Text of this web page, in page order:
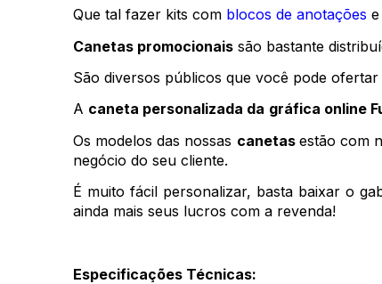
Que tal fazer kits com blocos de anotações e
Canetas promocionais são bastante
São diversos públicos que você pode
A caneta personalizada da gráfica online
Os modelos das nossas canetas estão com
negócio do seu cliente.
É muito fácil personalizar, basta baixar o
ainda mais seus lucros com a revenda!
Especificações Técnicas: